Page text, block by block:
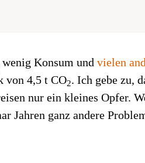
Konsum und vielen
von 4,5 t CO2. Ich gebe zu,
nur ein kleines Opfer.
Jahren ganz andere